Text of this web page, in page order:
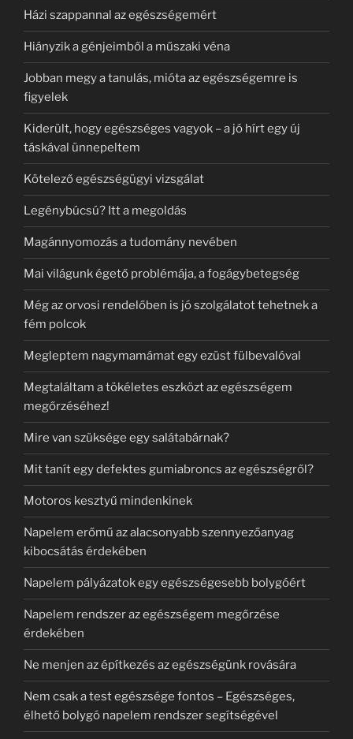
Házi szappannal az egészségemért
Hiányzik a génjeimből a műszaki véna
Jobban megy a tanulás, mióta az egészségemre is
figyelek
Kiderült, hogy egészséges vagyok – a jó hírt egy új
táskával ünnepeltem
Kötelező egészségügyi vizsgálat
Legénybúcsú? Itt a megoldás
Magánnyomozás a tudomány nevében
Mai világunk égető problémája, a fogágybetegség
Még az orvosi rendelőben is jó szolgálatot tehetnek a
fém polcok
Megleptem nagymamámat egy ezüst fülbevalóval
Megtaláltam a tökéletes eszközt az egészségem
megőrzéséhez!
Mire van szüksége egy salátabárnak?
Mit tanít egy defektes gumiabroncs az egészségről?
Motoros kesztyű mindenkinek
Napelem erőmű az alacsonyabb szennyezőanyag
kibocsátás érdekében
Napelem pályázatok egy egészségesebb bolygóért
Napelem rendszer az egészségem megőrzése
érdekében
Ne menjen az építkezés az egészségünk rovására
Nem csak a test egészsége fontos – Egészséges,
élhető bolygó napelem rendszer segítségével